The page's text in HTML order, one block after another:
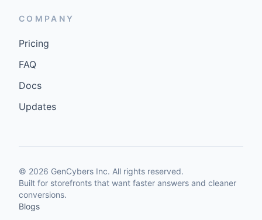
COMPANY
Pricing
FAQ
Docs
Updates
© 2026 GenCybers Inc. All rights reserved.
Built for storefronts that want faster answers and cleaner
conversions.
Blogs